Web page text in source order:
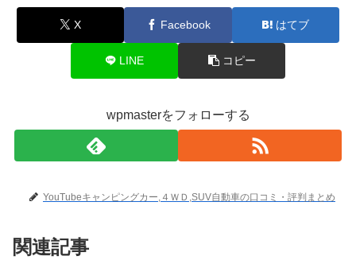
X Facebook はてブ
LINE コピー
wpmasterをフォローする
YouTubeキャンピングカー,４ＷＤ,SUV自動車の口コミ・評判まとめ
関連記事